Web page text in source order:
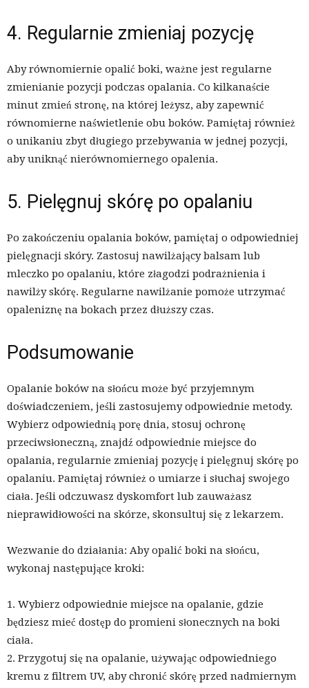
4. Regularnie zmieniaj pozycję
Aby równomiernie opalić boki, ważne jest regularne
zmienianie pozycji podczas opalania. Co kilkanaście
minut zmień stronę, na której leżysz, aby zapewnić
równomierne naświetlenie obu boków. Pamiętaj również
o unikaniu zbyt długiego przebywania w jednej pozycji,
aby uniknąć nierównomiernego opalenia.
5. Pielęgnuj skórę po opalaniu
Po zakończeniu opalania boków, pamiętaj o odpowiedniej
pielęgnacji skóry. Zastosuj nawilżający balsam lub
mleczko po opalaniu, które złagodzi podrażnienia i
nawilży skórę. Regularne nawilżanie pomoże utrzymać
opaleniznę na bokach przez dłuższy czas.
Podsumowanie
Opalanie boków na słońcu może być przyjemnym
doświadczeniem, jeśli zastosujemy odpowiednie metody.
Wybierz odpowiednią porę dnia, stosuj ochronę
przeciwsłoneczną, znajdź odpowiednie miejsce do
opalania, regularnie zmieniaj pozycję i pielęgnuj skórę po
opalaniu. Pamiętaj również o umiarze i słuchaj swojego
ciała. Jeśli odczuwasz dyskomfort lub zauważasz
nieprawidłowości na skórze, skonsultuj się z lekarzem.
Wezwanie do działania: Aby opalić boki na słońcu,
wykonaj następujące kroki:
1. Wybierz odpowiednie miejsce na opalanie, gdzie
będziesz mieć dostęp do promieni słonecznych na boki
ciała.
2. Przygotuj się na opalanie, używając odpowiedniego
kremu z filtrem UV, aby chronić skórę przed nadmiernym